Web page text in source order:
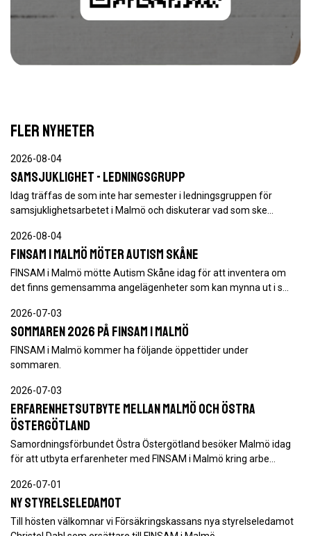
FLER NYHETER
2026-08-04
Samsjuklighet - ledningsgrupp
Idag träffas de som inte har semester i ledningsgruppen för
samsjuklighetsarbetet i Malmö och diskuterar vad som ske…
2026-08-04
FINSAM i Malmö möter Autism Skåne
FINSAM i Malmö mötte Autism Skåne idag för att inventera om
det finns gemensamma angelägenheter som kan mynna ut i s…
2026-07-03
Sommaren 2026 på FINSAM i Malmö
FINSAM i Malmö kommer ha följande öppettider under
sommaren.
2026-07-03
Erfarenhetsutbyte mellan Malmö och Östra
Östergötland
Samordningsförbundet Östra Östergötland besöker Malmö idag
för att utbyta erfarenheter med FINSAM i Malmö kring arbe…
2026-07-01
Ny styrelseledamot
Till hösten välkomnar vi Försäkringskassans nya styrelseledamot